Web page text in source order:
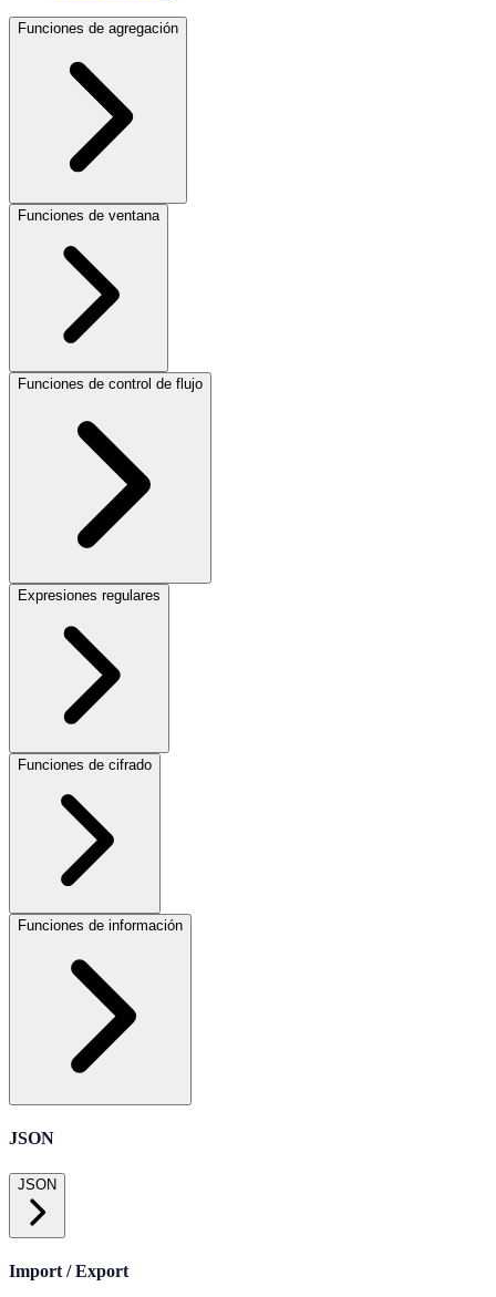
Funciones de agregación
Funciones de ventana
Funciones de control de flujo
Expresiones regulares
Funciones de cifrado
Funciones de información
JSON
JSON
Import / Export